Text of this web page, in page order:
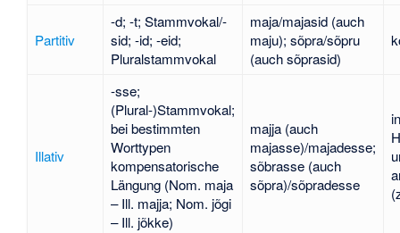
Partitiv
-d; -t; Stammvokal/-
sid; -id; -eid;
Pluralstammvokal
maja/majasid (auch
maju); sõpra/sõpru
(auch sõprasid)
Illativ
-sse;
(Plural-)Stammvokal;
bei bestimmten
Worttypen
kompensatorische
Längung (Nom. maja
– Ill. majja; Nom. jõgi
– Ill. jõkke)
majja (auch
majasse)/majadesse;
sõbrasse (auch
sõpra)/sõpradesse